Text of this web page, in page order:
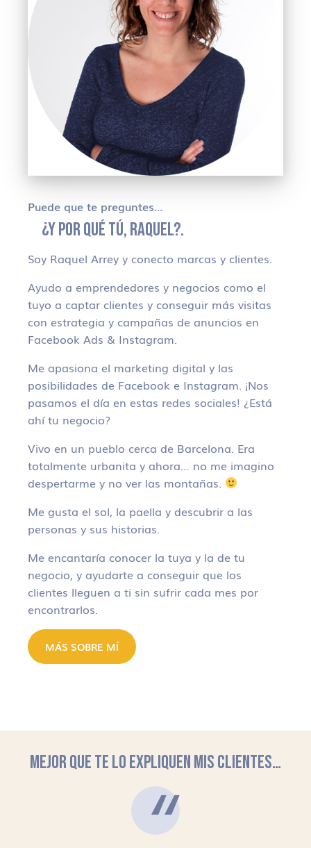
Puede que te preguntes…
¿Y POR QUÉ TÚ, RAQUEL?.
Soy Raquel Arrey y conecto marcas y clientes.
Ayudo a emprendedores y negocios como el
tuyo a captar clientes y conseguir más visitas
con estrategia y campañas de anuncios en
Facebook Ads & Instagram.
Me apasiona el marketing digital y las
posibilidades de Facebook e Instagram. ¡Nos
pasamos el día en estas redes sociales! ¿Está
ahí tu negocio?
Vivo en un pueblo cerca de Barcelona. Era
totalmente urbanita y ahora… no me imagino
despertarme y no ver las montañas.
Me gusta el sol, la paella y descubrir a las
personas y sus historias.
Me encantaría conocer la tuya y la de tu
negocio, y ayudarte a conseguir que los
clientes lleguen a ti sin sufrir cada mes por
encontrarlos.
MÁS SOBRE MÍ
MEJOR QUE TE LO EXPLIQUEN MIS CLIENTES…